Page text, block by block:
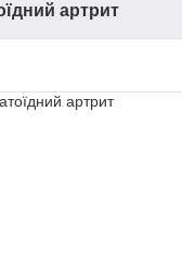
артрит